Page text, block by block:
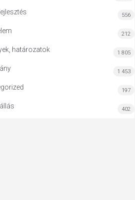
556
212
határozatok 1 805
1 453
197
402